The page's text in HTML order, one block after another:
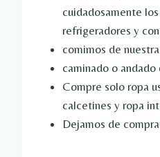
cuidadosamente
refrigeradores y
comimos de
caminado o
Compre solo ropa
calcetines y ropa
Dejamos de